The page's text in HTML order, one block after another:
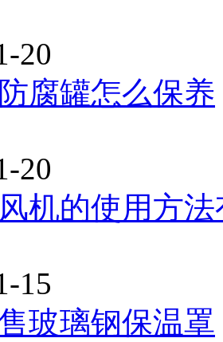
20
腐罐怎么保养
20
机的使用方
15
玻璃钢保温罩